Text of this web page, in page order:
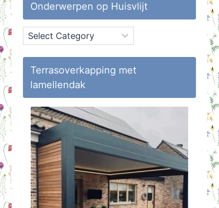
Onderwerpen op Huisvlijt
Onderwerpen
op
Huisvlijt
Terrasoverkapping met
lamellendak